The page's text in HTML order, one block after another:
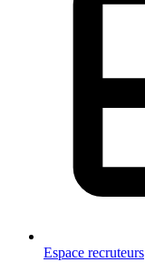
Espace recruteurs